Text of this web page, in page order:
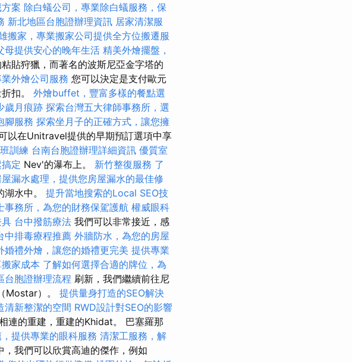
案 除白蟻公司，專業除白蟻服務，保
新北地區台胞證辦理資訊 居家清潔服
搬家，專業搬家公司提供全方位搬遷服
母提供安心的晚年生活 精美外燴擺盤，
貼狩獵，而著名的波斯尼亞金字塔的
外燴公司服務 您可以決定是支付歐元
扣。 外燴buffet，豐富多樣的餐點選
歲月痕跡 探索台灣五大律師事務所，選
腳服務 探索坐月子的正確方式，讓您擁
以在Unitravel提供的早期預訂選項中享
訓練 台南台胞證辦理詳細資訊 優質室
定 Nev'的瀑布上。 新竹整復服務 了
屋漏水處理，提供您房屋漏水的最佳修
水中。 提升當地搜索的Local SEO技
事務所，為您的財務保駕護航 權威眼科
台中撥筋療法 我們可以非常接近，感
中排毒療程推薦 外牆防水，為您的房屋
婚禮外燴，讓您的婚禮更完美 提供專業
家成本 了解如何選擇合適的牌位，為
台胞證辦理流程 刷新，我們繼續前往尼
Mostar）。 提供量身打造的SEO解決
清新整潔的空間 RWD設計對SEO的影響
連的重建，重建的Khidat。 巴塞羅那
提供專業的眼科服務 清潔工服務，解
，我們可以欣賞高迪的傑作，例如